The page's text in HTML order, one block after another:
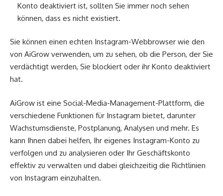
Konto deaktiviert ist, sollten Sie immer noch sehen
können, dass es nicht existiert.
Sie können einen echten Instagram-Webbrowser wie den
von AiGrow verwenden, um zu sehen, ob die Person, der Sie
verdächtigt werden, Sie blockiert oder ihr Konto deaktiviert
hat.
AiGrow ist eine Social-Media-Management-Plattform, die
verschiedene Funktionen für Instagram bietet, darunter
Wachstumsdienste, Postplanung, Analysen und mehr. Es
kann Ihnen dabei helfen, Ihr eigenes Instagram-Konto zu
verfolgen und zu analysieren oder Ihr Geschäftskonto
effektiv zu verwalten und dabei gleichzeitig die Richtlinien
von Instagram einzuhalten.